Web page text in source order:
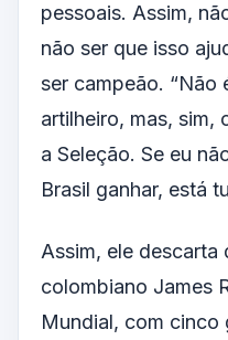
pessoais. Assim,
não ser que isso
ser campeão. “Não
artilheiro, mas, sim,
a Seleção. Se eu
Brasil ganhar, está
Assim, ele descarta
colombiano James
Mundial, com cinco